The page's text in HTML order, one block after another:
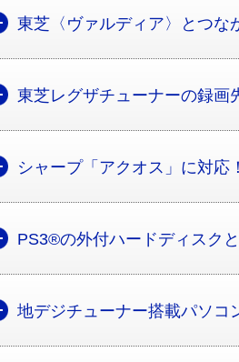
東芝〈ヴァルディア〉とつな
東芝レグザチューナーの録画
シャープ「アクオス」に対応！
PS3®の外付ハードディスク
地デジチューナー搭載パソコ